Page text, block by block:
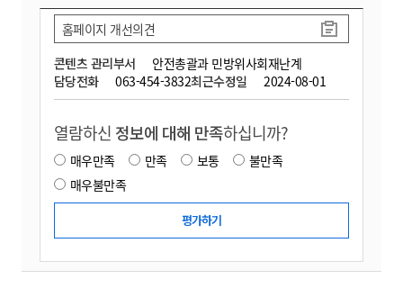
콘텐츠 관리부서
안전총괄과 민방위사회재난계
담당전화
063-454-3832최근수정일 2024-08-01
홈페이지 개선의견
열람하신 정보에 대해 만족하십니까?
매우만족 만족 보통
불만족
매우불만족